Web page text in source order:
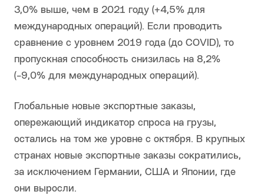
3,0% выше, чем в 2021 году (+4,5% для
международных операций). Если проводить
сравнение с уровнем 2019 года (до COVID), то
пропускная способность снизилась на 8,2%
(-9,0% для международных операций).
Глобальные новые экспортные заказы,
опережающий индикатор спроса на грузы,
остались на том же уровне с октября. В крупных
странах новые экспортные заказы сократились,
за исключением Германии, США и Японии, где
они выросли.